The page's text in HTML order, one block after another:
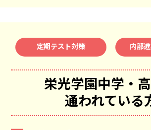
定期テスト対策 内部
栄光学園中学・
通われている